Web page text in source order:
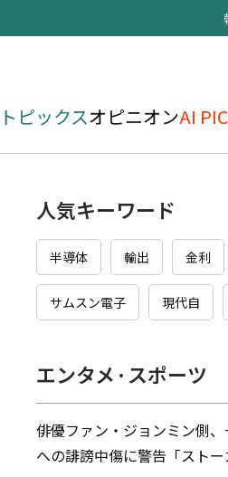
トピックスオピニオンAI
人気キーワード
半導体 輸出 金利
サムスン電子 現代自
エンタメ·スポーツ
俳優ファン・ジョンミン側
への誹謗中傷に警告「スト